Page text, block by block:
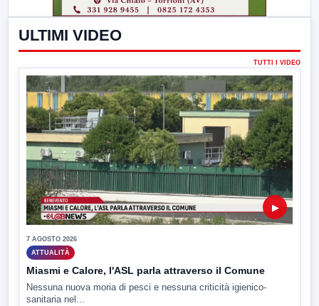
ULTIMI VIDEO
TUTTI I VIDEO
▶
7 AGOSTO 2026
ATTUALITÀ
Miasmi e Calore, l'ASL parla attraverso il Comune
Nessuna nuova moria di pesci e nessuna criticità igienico-
sanitaria nel...